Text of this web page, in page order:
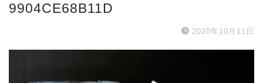
9904CE68B11D
2020年10月11日